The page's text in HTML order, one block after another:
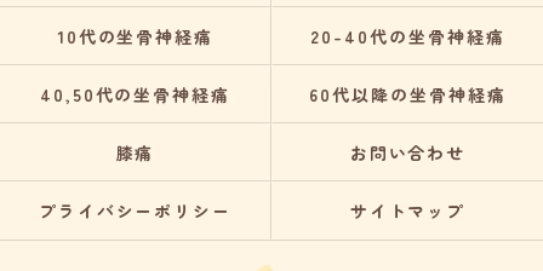
10代の坐骨神経痛 20-40代の坐骨神経痛
40,50代の坐骨神経痛 60代以降の坐骨神経痛
膝痛 お問い合わせ
プライバシーポリシー サイトマップ